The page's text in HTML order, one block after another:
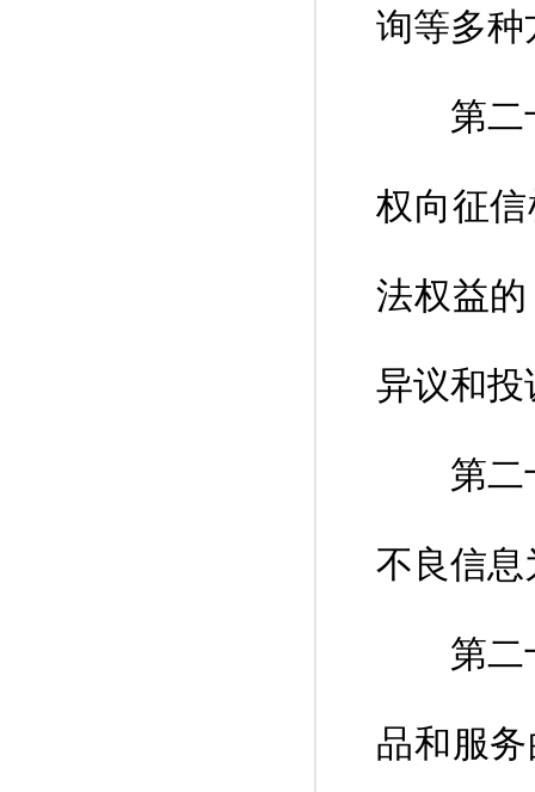
询等多
第二十
权向征
法权益
异议和
第二十
不良信
第二十
品和服